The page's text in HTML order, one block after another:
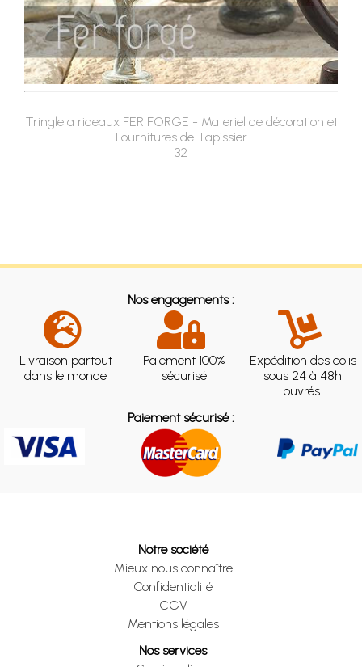
Tringle a rideaux FER FORGE - Materiel de décoration et
Fournitures de Tapissier
32
Nos engagements :
Livraison partout
dans le monde
Paiement 100%
sécurisé
Expédition des colis
sous 24 à 48h
ouvrés.
Paiement sécurisé :
Notre société
Mieux nous connaître
Confidentialité
CGV
Mentions légales
Nos services